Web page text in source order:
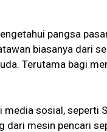
pangsa
biasanya dari
Terutama bagi
sosial, seperti
dari mesin pencari